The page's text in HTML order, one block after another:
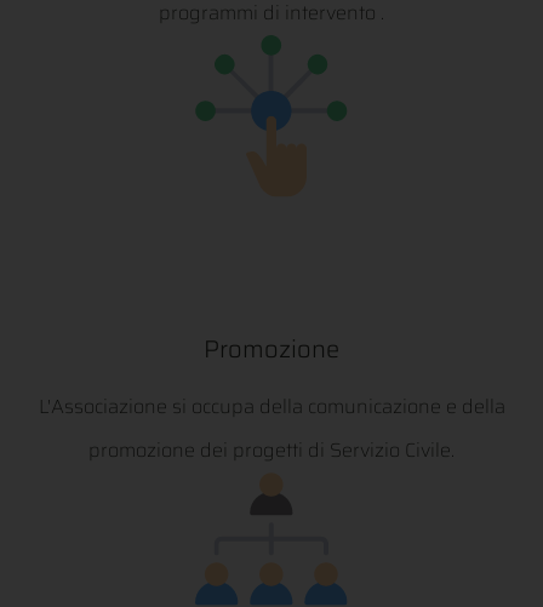
programmi di intervento .
Promozione
L'Associazione si occupa della comunicazione e della
promozione dei progetti di Servizio Civile.